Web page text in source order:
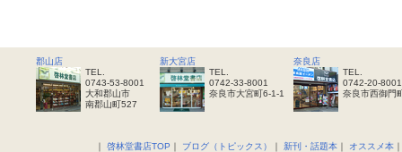
郡山店
TEL.
0743-53-8001
大和郡山市
南郡山町527
新大宮店
TEL.
0742-33-8001
奈良市大宮町6-1-1
奈良店
TEL.
0742-20-8001
奈良市西御門
｜ 啓林堂書店TOP ｜ ブログ（トピックス） ｜ 新刊・話題本 ｜ オススメ本